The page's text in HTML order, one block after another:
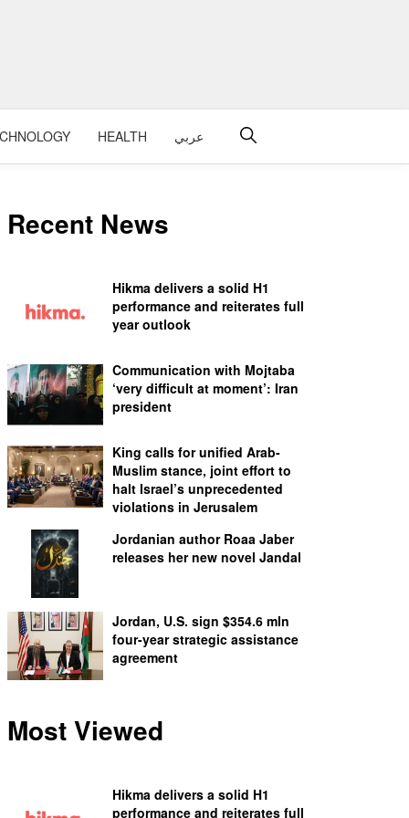
HEALTH عربي
Recent News
Hikma delivers a solid H1
performance and reiterates full
year outlook
Communication with Mojtaba
‘very difficult at moment’: Iran
president
King calls for unified Arab-
Muslim stance, joint effort to
halt Israel’s unprecedented
violations in Jerusalem
Jordanian author Roaa Jaber
releases her new novel Jandal
Jordan, U.S. sign $354.6 mln
four-year strategic assistance
agreement
Most Viewed
Hikma delivers a solid H1
performance and reiterates full